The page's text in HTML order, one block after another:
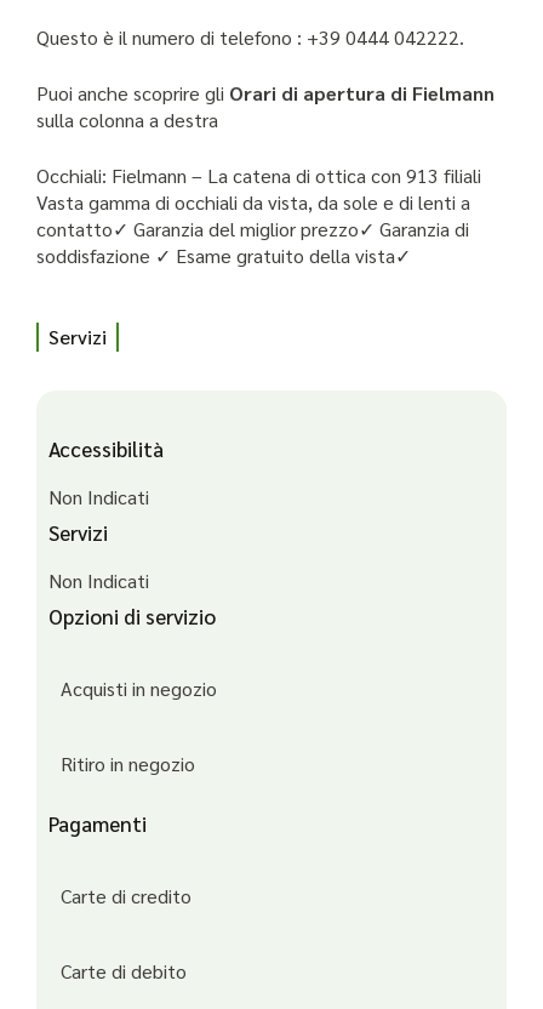
Questo è il numero di telefono : +39 0444 042222.
Puoi anche scoprire gli Orari di apertura di Fielmann
sulla colonna a destra
Occhiali: Fielmann – La catena di ottica con 913 filiali
Vasta gamma di occhiali da vista, da sole e di lenti a
contatto✓ Garanzia del miglior prezzo✓ Garanzia di
soddisfazione ✓ Esame gratuito della vista✓
Servizi
Accessibilità
Non Indicati
Servizi
Non Indicati
Opzioni di servizio
Acquisti in negozio
Ritiro in negozio
Pagamenti
Carte di credito
Carte di debito